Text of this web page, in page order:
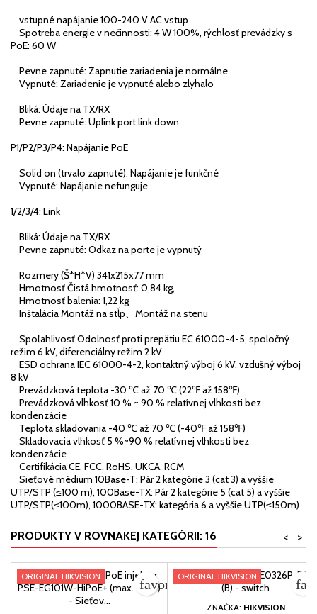
vstupné napájanie 100-240 V AC vstup
Spotreba energie v nečinnosti: 4 W 100%, rýchlosť prevádzky s
PoE: 60 W
Pevne zapnuté: Zapnutie zariadenia je normálne
Vypnuté: Zariadenie je vypnuté alebo zlyhalo
Bliká: Údaje na TX/RX
Pevne zapnuté: Uplink port link down
P1/P2/P3/P4: Napájanie PoE
Solid on (trvalo zapnuté): Napájanie je funkčné
Vypnuté: Napájanie nefunguje
1/2/3/4: Link
Bliká: Údaje na TX/RX
Pevne zapnuté: Odkaz na porte je vypnutý
Rozmery (Š*H*V) 341x215x77 mm
Hmotnosť Čistá hmotnosť: 0,84 kg,
Hmotnosť balenia: 1,22 kg
Inštalácia Montáž na stĺp、Montáž na stenu
Spoľahlivosť Odolnosť proti prepätiu EC 61000-4-5, spoločný
režim 6 kV, diferenciálny režim 2 kV
ESD ochrana IEC 61000-4-2, kontaktný výboj 6 kV, vzdušný výboj
8 kV
Prevádzková teplota -30 ℃ až 70 ℃ (22℉ až 158℉)
Prevádzková vlhkosť 10 % ~ 90 % relatívnej vlhkosti bez
kondenzácie
Teplota skladovania -40 ℃ až 70 ℃ (-40℉ až 158℉)
Skladovacia vlhkosť 5 %~90 % relatívnej vlhkosti bez
kondenzácie
Certifikácia CE, FCC, RoHS, UKCA, RCM
Sieťové médium 10Base-T: Pár 2 kategórie 3 (cat 3) a vyššie
UTP/STP (≤100 m), 100Base-TX: Pár 2 kategórie 5 (cat 5) a vyššie
UTP/STP(≤100m), 1000BASE-TX: kategória 6 a vyššie UTP(≤150m)
PRODUKTY V ROVNAKEJ KATEGÓRII: 16 >
<
ORIGINAL HIKVISION
favorite_border
ORIGINAL HIKVISION
ZNAČKA: HIKVISION